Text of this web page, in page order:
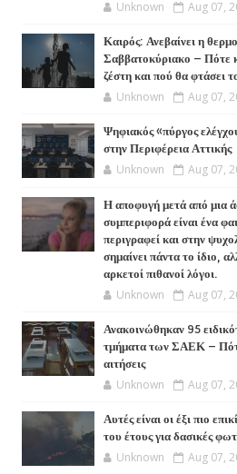
Unknown Aug 07,
Καιρός: Ανεβαίνει η
Σαββατοκύριακο – Πότε
ζέστη και πού θα φτάσει
Unknown Aug 07,
Ψηφιακός «πύργος
στην Περιφέρεια Αττικής
Unknown Aug 07,
Η αποφυγή μετά από μια
συμπεριφορά είναι ένα
περιγραφεί και στην
σημαίνει πάντα το ίδιο,
αρκετοί πιθανοί λόγοι.
Unknown Aug 07,
Ανακοινώθηκαν 95
τμήματα των ΣΑΕΚ –
αιτήσεις
Unknown Aug 07,
Αυτές είναι οι έξι πιο
του έτους για δασικές
Unknown Aug 07,